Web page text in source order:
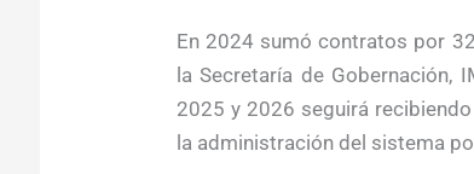
En 2024 sumó contratos por
la Secretaría de Gobernación,
2025 y 2026 seguirá
la administración del sistema